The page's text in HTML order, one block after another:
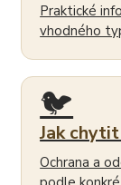
Praktické
vhodného
🐦
Jak
Ochrana a